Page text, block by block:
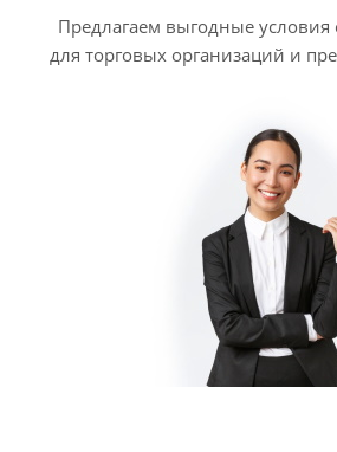
Предлагаем выгодные условия
для торговых организаций и